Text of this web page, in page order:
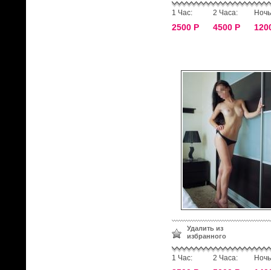
1 Час:
2500 Р
2 Часа:
4500 Р
Удалить из
избранного
1 Час: 2 Часа: